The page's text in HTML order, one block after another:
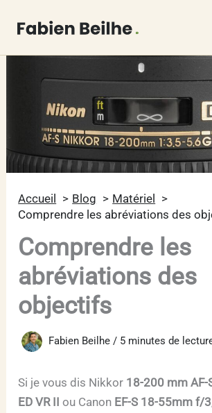
Accueil Blog
Matériel
Comprendre les abréviations des
Comprendre les
abréviations des
objectifs
Fabien Beilhe / 5 minutes de
Si je vous dis Nikkor 18-200 mm AF-
ED VR II ou Canon EF-S 18-55mm f/